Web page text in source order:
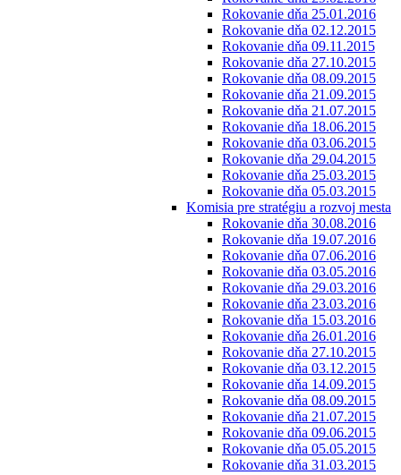
Rokovanie dňa 25.01.2016
Rokovanie dňa 02.12.2015
Rokovanie dňa 09.11.2015
Rokovanie dňa 27.10.2015
Rokovanie dňa 08.09.2015
Rokovanie dňa 21.09.2015
Rokovanie dňa 21.07.2015
Rokovanie dňa 18.06.2015
Rokovanie dňa 03.06.2015
Rokovanie dňa 29.04.2015
Rokovanie dňa 25.03.2015
Rokovanie dňa 05.03.2015
Komisia pre stratégiu a rozvoj mesta
Rokovanie dňa 30.08.2016
Rokovanie dňa 19.07.2016
Rokovanie dňa 07.06.2016
Rokovanie dňa 03.05.2016
Rokovanie dňa 29.03.2016
Rokovanie dňa 23.03.2016
Rokovanie dňa 15.03.2016
Rokovanie dňa 26.01.2016
Rokovanie dňa 27.10.2015
Rokovanie dňa 03.12.2015
Rokovanie dňa 14.09.2015
Rokovanie dňa 08.09.2015
Rokovanie dňa 21.07.2015
Rokovanie dňa 09.06.2015
Rokovanie dňa 05.05.2015
Rokovanie dňa 31.03.2015